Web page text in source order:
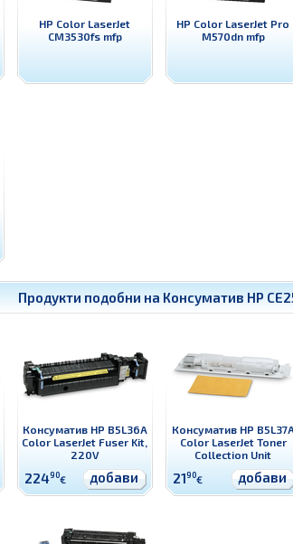
HP Color LaserJet
CM3530fs mfp
HP Color LaserJet Pro
M570dn mfp
Продукти подобни на Консуматив HP
Консуматив HP B5L36A
Color LaserJet Fuser Kit,
220V
22490€ добави
Консуматив HP
Color LaserJet Toner
Collection Unit
2190€ добави